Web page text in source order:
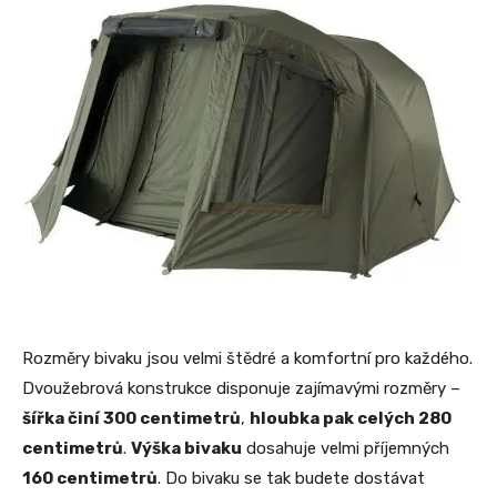
Rozměry bivaku jsou velmi štědré a komfortní pro každého.
Dvoužebrová konstrukce disponuje zajímavými rozměry –
šířka činí 300 centimetrů, hloubka pak celých 280
centimetrů. Výška bivaku dosahuje velmi příjemných
160 centimetrů. Do bivaku se tak budete dostávat